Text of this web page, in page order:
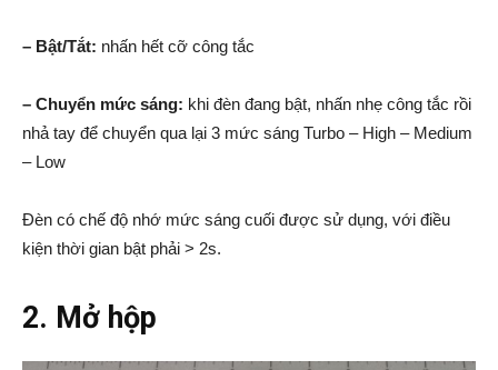
– Bật/Tắt: nhấn hết cỡ công tắc
– Chuyển mức sáng: khi đèn đang bật, nhấn nhẹ công tắc rồi
nhả tay để chuyển qua lại 3 mức sáng Turbo – High – Medium
– Low
Đèn có chế độ nhớ mức sáng cuối được sử dụng, với điều
kiện thời gian bật phải > 2s.
2. Mở hộp